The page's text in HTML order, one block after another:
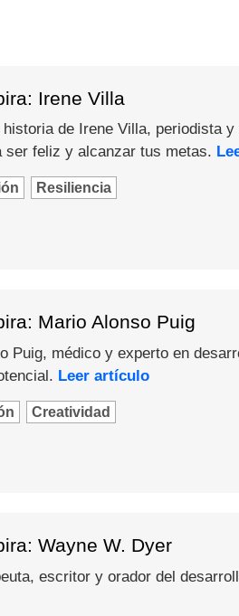
Irene Villa
de Irene Villa, periodista
ser feliz y alcanzar tus metas.
Resiliencia
Mario Alonso Puig
Puig, médico y experto en
Leer artículo
Creatividad
Wayne W. Dyer
escritor y orador del